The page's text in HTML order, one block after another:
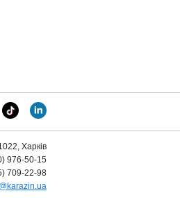
Харків
976-50-15
709-22-98